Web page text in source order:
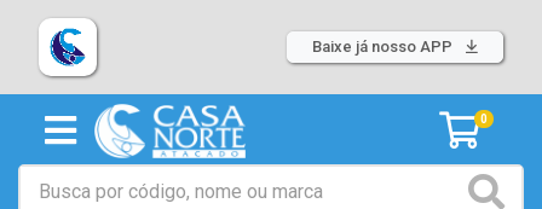
Baixe já nosso APP
0